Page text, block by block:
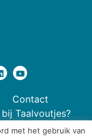
Contact
Taalvoutjes?
met het gebruik van